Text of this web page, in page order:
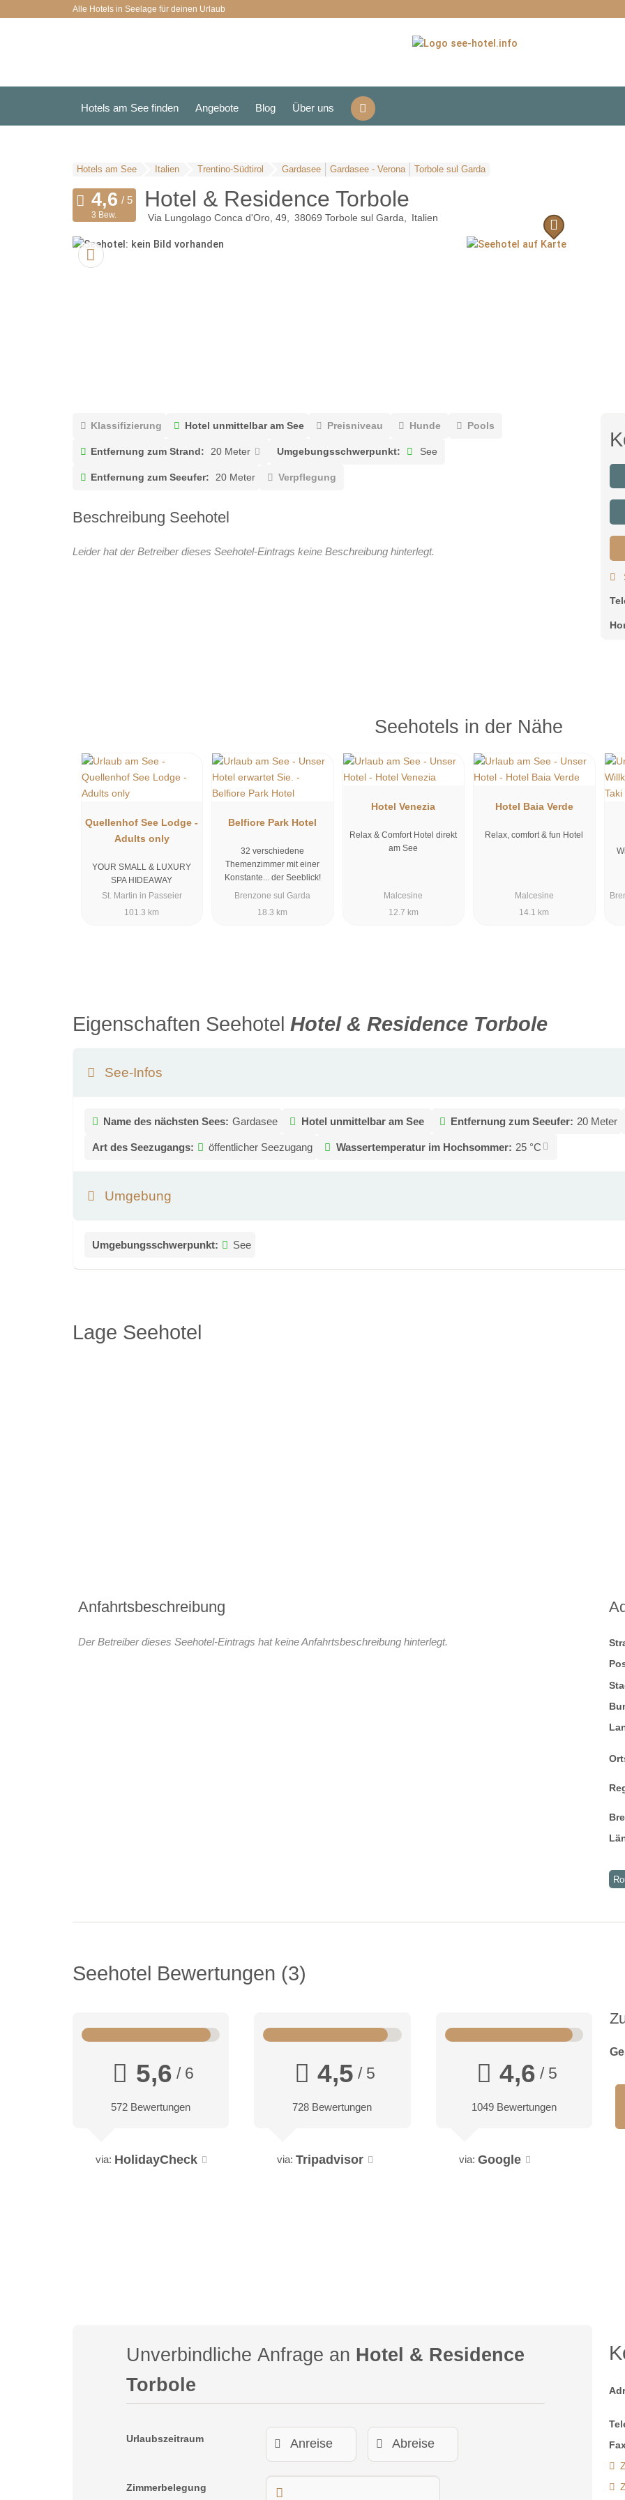
Alle Hotels in Seelage für deinen Urlaub
Hotels am See finden Angebote Blog Über uns
Hotels am See Italien Trentino-Südtirol Gardasee Gardasee - Verona Torbole sul Garda
Hotel & Residence Torbole
Via Lungolago Conca d'Oro, 49 38069 Torbole sul Garda Italien
3 Bew.
Klassifizierung Hotel unmittelbar am See Preisniveau Hunde Pools
Entfernung zum Strand: 20 Meter Umgebungsschwerpunkt: See
Entfernung zum Seeufer: 20 Meter Verpflegung
Beschreibung Seehotel
Leider hat der Betreiber dieses Seehotel-Eintrags keine Beschreibung hinterlegt.
Seehotels in der Nähe
Quellenhof See Lodge -
Adults only
YOUR SMALL & LUXURY
SPA HIDEAWAY
St. Martin in Passeier
101.3 km
Belfiore Park Hotel
32 verschiedene
Themenzimmer mit einer
Konstante... der Seeblick!
Brenzone sul Garda
18.3 km
Hotel Venezia
Relax & Comfort Hotel direkt
am See
Malcesine
12.7 km
Hotel Baia Verde
Relax, comfort & fun Hotel
Malcesine
14.1 km
Eigenschaften Seehotel Hotel & Residence Torbole
See-Infos
Name des nächsten Sees: Gardasee Hotel unmittelbar am See Entfernung zum Seeufer: 20 Meter
Art des Seezugangs: öffentlicher Seezugang Wassertemperatur im Hochsommer: 25 °C
Umgebung
Umgebungsschwerpunkt: See
Lage Seehotel
Anfahrtsbeschreibung
Der Betreiber dieses Seehotel-Eintrags hat keine Anfahrtsbeschreibung hinterlegt.
Seehotel Bewertungen 3
5,6 / 6
572 Bewertungen
via: HolidayCheck
4,5 / 5
728 Bewertungen
via: Tripadvisor
4,6 / 5
1049 Bewertungen
via: Google
Unverbindliche Anfrage an Hotel & Residence
Torbole
Urlaubszeitraum
Zimmerbelegung